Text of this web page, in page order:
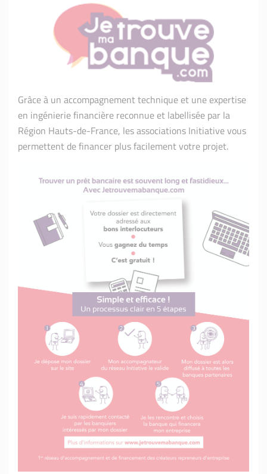
Grâce à un accompagnement technique et une expertise
en ingénierie financière reconnue et labellisée par la
Région Hauts-de-France, les associations Initiative vous
permettent de financer plus facilement votre projet.